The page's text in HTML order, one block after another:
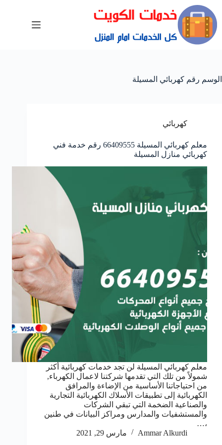
الوسم رقم كهربائي المسيلة
كهربائي
معلم كهربائي المسيلة 66409555 رقم خدمة فني
كهربائي منازل المسيلة
معلم كهربائي المسيلة لن تجد خدمات كهربائية أكثر
شمولاً من تلك التي تقدمها شركتنا لاعمال الكهرباء,
من احتياجاتنا الأساسية من الإضاءة والمرافق
الكهربائية إلى تطبيقات الأسلاك الكهربائية التجارية
والصناعية الضخمة التي تبقي الشركات
والمستشفيات والمدارس ومراكز البيانات في طنين
،…
Ammar Alkurdi
مارس 29, 2021